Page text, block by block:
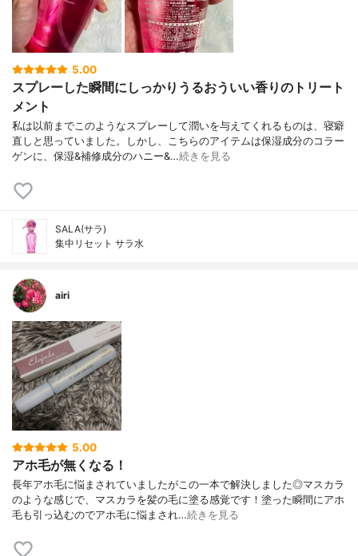
5.00
スプレーした瞬間にしっかりうるおういい香りのトリート
メント
私は以前までこのようなスプレーして潤いを与えてくれるものは、寝癖
直しと思っていました。しかし、こちらのアイテムは保湿成分のコラー
ゲンに、保湿&補修成分のハニー&…続きを見る
SALA(サラ)
集中リセット サラ水
airi
5.00
アホ毛が無くなる！
長年アホ毛に悩まされていましたがこの一本で解決しました◎マスカラ
のような感じで、マスカラを髪の毛に塗る感覚です！塗った瞬間にアホ
毛も引っ込むのでアホ毛に悩まされ…続きを見る